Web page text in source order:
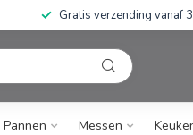
Gratis verzending vanaf
Pannen Messen